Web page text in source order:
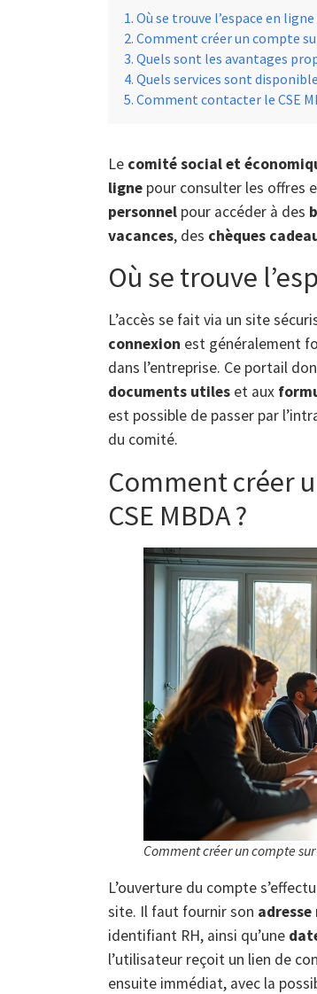
Où se trouve l’espace en ligne
Comment créer un compte
Quels sont les avantages
Quels services sont
Comment contacter le CSE
Le comité social et
ligne pour consulter les offres
personnel pour accéder à des
vacances, des chèques
Où se trouve
L’accès se fait via un site
connexion est généralement
dans l’entreprise. Ce portail
documents utiles et aux
est possible de passer par
du comité.
Comment créer
CSE MBDA ?
Comment créer un compte
L’ouverture du compte
site. Il faut fournir son
identifiant RH, ainsi qu’une
l’utilisateur reçoit un lien de
ensuite immédiat, avec la